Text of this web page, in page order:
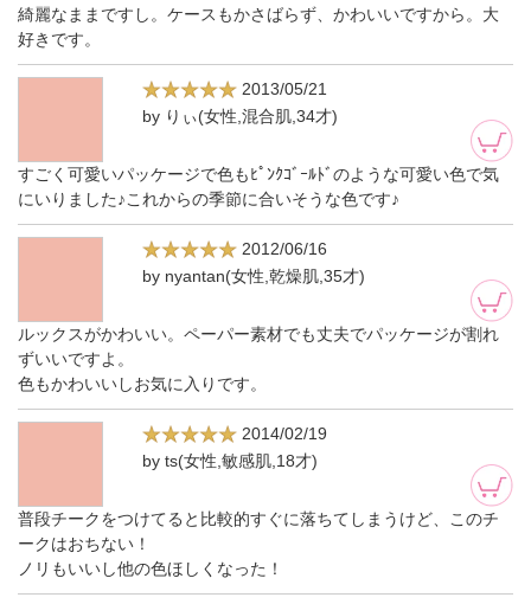
綺麗なままですし。ケースもかさばらず、かわいいですから。大
好きです。
2013/05/21
by りぃ(女性,混合肌,34才)
すごく可愛いパッケージで色もﾋﾟﾝｸｺﾞｰﾙﾄﾞのような可愛い色で気
にいりました♪これからの季節に合いそうな色です♪
2012/06/16
by nyantan(女性,乾燥肌,35才)
ルックスがかわいい。ペーパー素材でも丈夫でパッケージが割れ
ずいいですよ。
色もかわいいしお気に入りです。
2014/02/19
by ts(女性,敏感肌,18才)
普段チークをつけてると比較的すぐに落ちてしまうけど、このチ
ークはおちない！
ノリもいいし他の色ほしくなった！